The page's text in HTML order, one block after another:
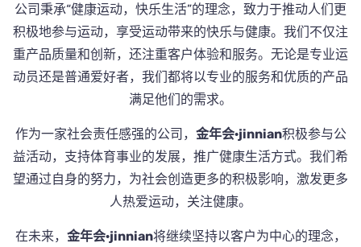
公司秉承“健康运动，快乐生活”的理念，致力于推动人们更
积极地参与运动，享受运动带来的快乐与健康。我们不仅注
重产品质量和创新，还注重客户体验和服务。无论是专业运
动员还是普通爱好者，我们都将以专业的服务和优质的产品
满足他们的需求。
作为一家社会责任感强的公司， 金年会·jinnian积极参与公
益活动，支持体育事业的发展，推广健康生活方式。我们希
望通过自身的努力，为社会创造更多的积极影响，激发更多
人热爱运动，关注健康。
在未来， 金年会·jinnian将继续坚持以客户为中心的理念，